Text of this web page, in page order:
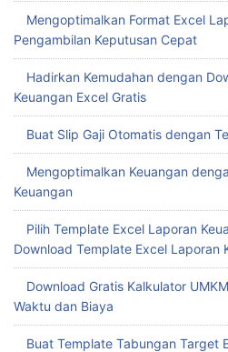
Mengoptimalkan Format Excel
Pengambilan Keputusan Cepat
Hadirkan Kemudahan dengan
Keuangan Excel Gratis
Buat Slip Gaji Otomatis dengan
Mengoptimalkan Keuangan
Keuangan
Pilih Template Excel Laporan
Download Template Excel Laporan
Download Gratis Kalkulator
Waktu dan Biaya
Buat Template Tabungan Target